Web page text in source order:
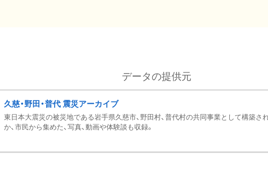
データの提供元
久慈・野田・普代 震災アーカイブ
東日本大震災の被災地である岩手県久慈市、野田村、普代村の共同事業として構築さ
か、市民から集めた、写真、動画や体験談も収録。